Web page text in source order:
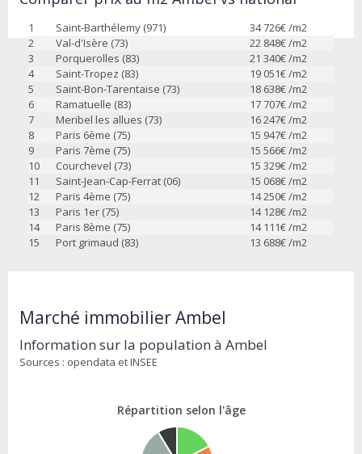
1 Saint-Barthélemy (971) 34 726€ /m2
2
Val-d'Isère (73) 22 848€ /m2
3
Porquerolles (83) 21 340€ /m2
4
Saint-Tropez (83) 19 051€ /m2
5
Saint-Bon-Tarentaise (73) 18 638€ /m2
6
Ramatuelle (83) 17 707€ /m2
7
Meribel les allues (73) 16 247€ /m2
8
Paris 6ème (75) 15 947€ /m2
9
Paris 7ème (75) 15 566€ /m2
10
Courchevel (73) 15 329€ /m2
11
Saint-Jean-Cap-Ferrat (06) 15 068€ /m2
12
Paris 4ème (75) 14 250€ /m2
13
Paris 1er (75) 14 128€ /m2
14
Paris 8ème (75) 14 111€ /m2
15
Port grimaud (83) 13 688€ /m2
Marché immobilier Ambel
Information sur la population à Ambel
Sources : opendata et INSEE
Répartition selon l'âge